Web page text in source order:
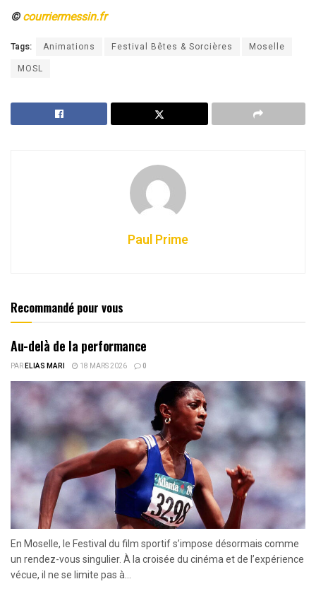
© courriermessin.fr
Tags: Animations Festival Bêtes & Sorcières
Moselle
MOSL
Paul Prime
Recommandé pour vous
Au-delà de la performance
PARELIAS MARI 18 MARS 2026 0
En Moselle, le Festival du film sportif s’impose désormais comme
un rendez-vous singulier. À la croisée du cinéma et de l’expérience
vécue, il ne se limite pas à...